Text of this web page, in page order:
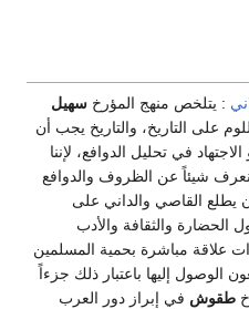
منهج المؤرخسهيل
التاريخ، والتاريخ يجب أن
في تحليل الدوافع، لإننا
شيئاً عن الظروف والدوافع
القاصي والداني على
والثقافة والأدب
مباشرة بحمية المسلمين
إليها باعتبار ذلك جزءاً
في إبراز دور العرب